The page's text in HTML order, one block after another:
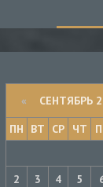
« СЕНТЯБРЬ
ПН
ВТ СР ЧТ
2
3 4 5